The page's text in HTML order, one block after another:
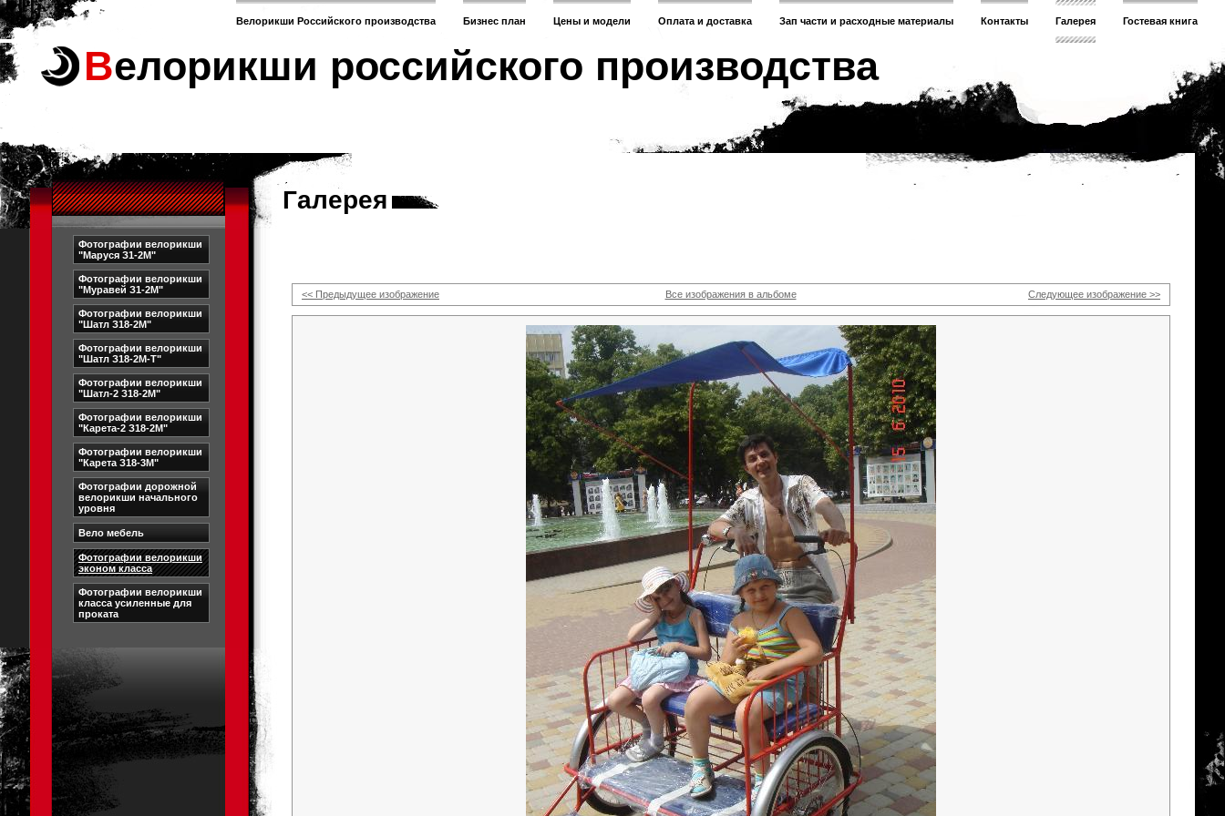
Велорикши Российского производства Бизнес план Цены и модели Оплата и доставка Зап части и расходные материалы Контакты Галерея Гостевая книга
Велорикши российского производства
Фотографии велорикши
"Маруся З1-2М"
Фотографии велорикши
"Муравей З1-2М"
Фотографии велорикши
"Шатл З18-2М"
Фотографии велорикши
"Шатл З18-2М-Т"
Фотографии велорикши
"Шатл-2 З18-2М"
Фотографии велорикши
"Карета-2 З18-2М"
Фотографии велорикши
"Карета З18-3М"
Фотографии дорожной
велорикши начального
уровня
Вело мебель
Фотографии велорикши
эконом класса
Фотографии велорикши
класса усиленные для
проката
Галерея
<< Предыдущее изображение Все изображения в альбоме Следующее изображение >>